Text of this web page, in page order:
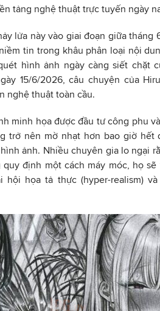
tảng nghệ thuật trực tuyến ngày
lửa này vào giai đoạn giữa tháng
tin trong khâu phân loại nội
hình ảnh ngày càng siết chặt
15/6/2026, câu chuyện của
nghệ thuật toàn cầu.
minh họa được đầu tư công phu
trở nên mờ nhạt hơn bao giờ hết
ảnh. Nhiều chuyên gia lo ngại
định một cách máy móc, họ
hội họa tả thực (hyper-realism)